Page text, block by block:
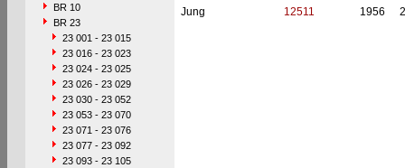
BR 10
BR 23
23 001 - 23 015
23 016 - 23 023
23 024 - 23 025
23 026 - 23 029
23 030 - 23 052
23 053 - 23 070
23 071 - 23 076
23 077 - 23 092
23 093 - 23 105
Jung
12511 1956